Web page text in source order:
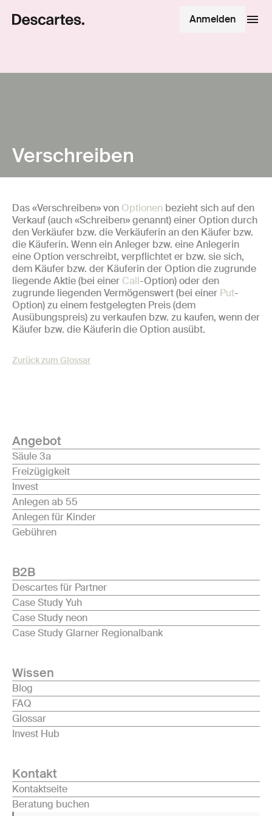
Anmelden
Verschreiben
Das «Verschreiben» von Optionen bezieht sich auf den
Verkauf (auch «Schreiben» genannt) einer Option durch
den Verkäufer bzw. die Verkäuferin an den Käufer bzw.
die Käuferin. Wenn ein Anleger bzw. eine Anlegerin
eine Option verschreibt, verpflichtet er bzw. sie sich,
dem Käufer bzw. der Käuferin der Option die zugrunde
liegende Aktie (bei einer Call-Option) oder den
zugrunde liegenden Vermögenswert (bei einer Put-
Option) zu einem festgelegten Preis (dem
Ausübungspreis) zu verkaufen bzw. zu kaufen, wenn der
Käufer bzw. die Käuferin die Option ausübt.
Zurück zum Glossar
Angebot
Säule 3a
Freizügigkeit
Invest
Anlegen ab 55
Anlegen für Kinder
Gebühren
B2B
Descartes für Partner
Case Study Yuh
Case Study neon
Case Study Glarner Regionalbank
Wissen
Blog
FAQ
Glossar
Invest Hub
Kontakt
Kontaktseite
Beratung buchen